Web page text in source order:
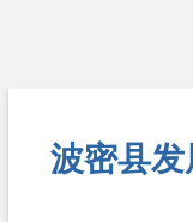
波密县发